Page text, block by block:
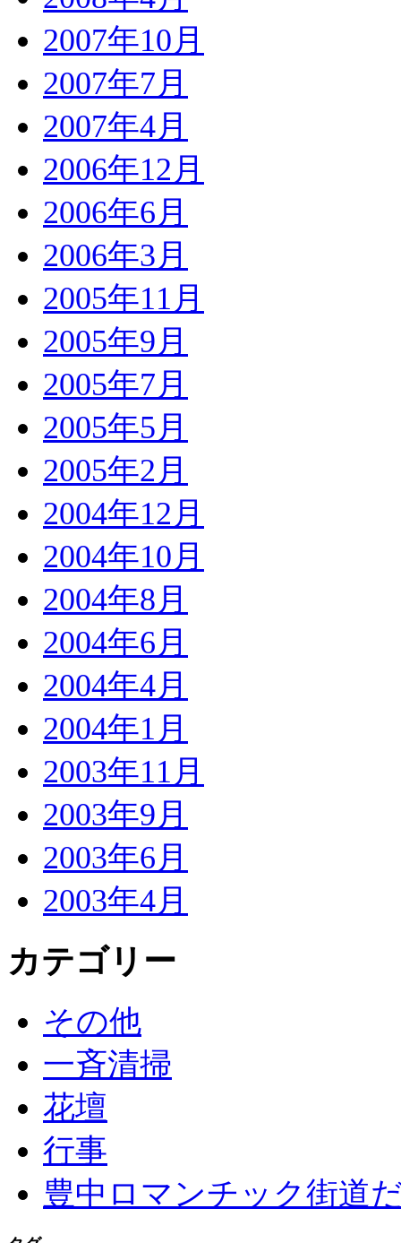
2007年10月
2007年7月
2007年4月
2006年12月
2006年6月
2006年3月
2005年11月
2005年9月
2005年7月
2005年5月
2005年2月
2004年12月
2004年10月
2004年8月
2004年6月
2004年4月
2004年1月
2003年11月
2003年9月
2003年6月
2003年4月
カテゴリー
その他
一斉清掃
花壇
行事
豊中ロマンチック街道